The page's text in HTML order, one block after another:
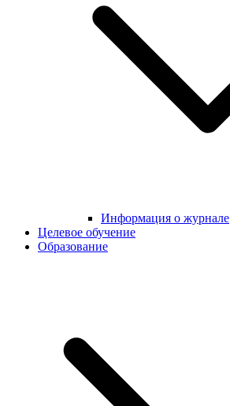
Информация о журнале
Целевое обучение
Образование